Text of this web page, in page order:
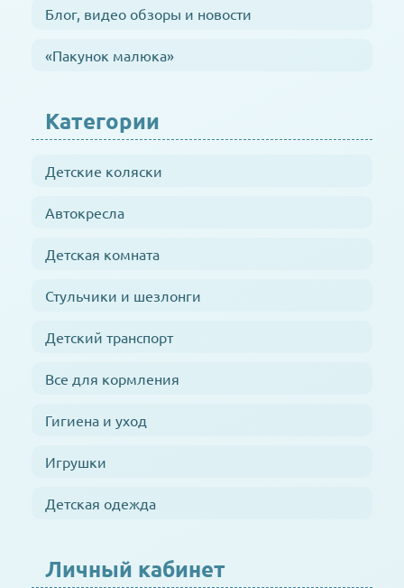
Блог, видео обзоры и новости
«Пакунок малюка»
Категории
Детские коляски
Автокресла
Детская комната
Стульчики и шезлонги
Детский транспорт
Все для кормления
Гигиена и уход
Игрушки
Детская одежда
Личный кабинет